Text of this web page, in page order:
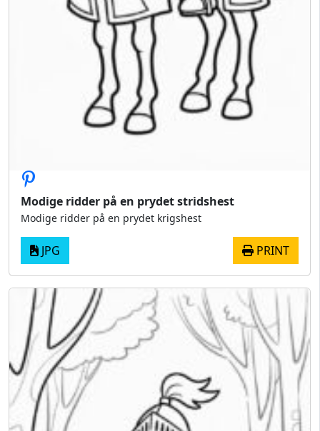
Modige ridder på en prydet stridshest
Modige ridder på en prydet krigshest
JPG PRINT